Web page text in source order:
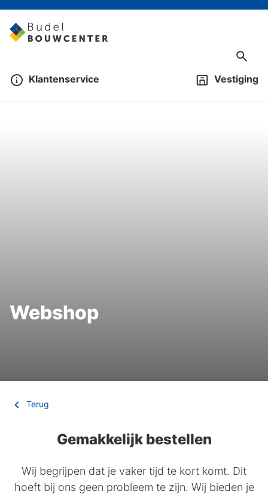
Klantenservice Vestiging
Webshop
Terug
Gemakkelijk bestellen
Wij begrijpen dat je vaker tijd te kort komt. Dit
hoeft bij ons geen probleem te zijn. Wij bieden je